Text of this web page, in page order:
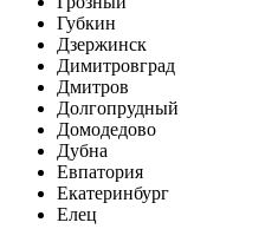
Губкин
Дзержинск
Димитровград
Дмитров
Долгопрудный
Домодедово
Дубна
Евпатория
Екатеринбург
Елец